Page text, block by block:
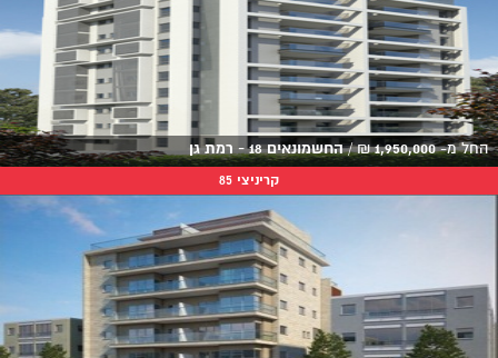
החל מ-1,950,000
₪
/החשמונאים 18 - רמת גן
קריניצי 85